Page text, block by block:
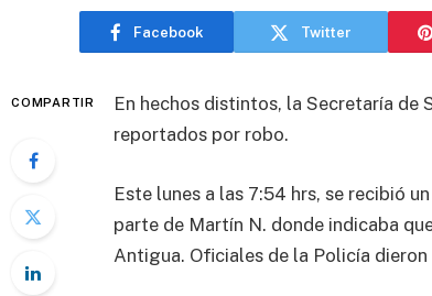
Facebook Twitter
COMPARTIR
En hechos distintos, la Secretaría de
reportados por robo.
Este lunes a las 7:54 hrs, se recibió
parte de Martín N. donde indicaba
Antigua. Oficiales de la Policía